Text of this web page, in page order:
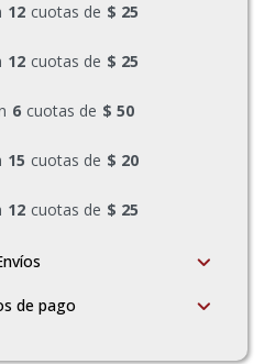
12 cuotas de $ 25
12 cuotas de $ 25
6 cuotas de $ 50
15 cuotas de $ 20
12 cuotas de $ 25
de pago